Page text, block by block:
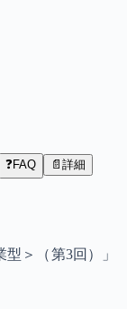
❓FAQ 📄 詳細
＞（第3回）」